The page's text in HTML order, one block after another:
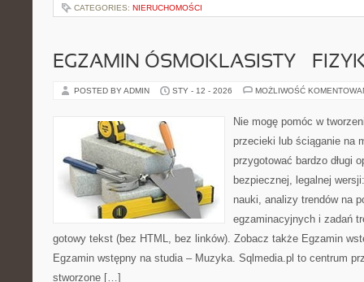
CATEGORIES: NIERUCHOMOŚCI
EGZAMIN ÓSMOKLASISTY –
POSTED BY ADMIN STY - 12 - 2026 MOŻLIWOŚĆ
Nie mogę pomóc w
przecieki lub ściąganie na
przygotować bardzo długi
bezpiecznej, legalnej
nauki, analizy trendów na
egzaminacyjnych i zadań
gotowy tekst (bez HTML, bez linków). Zobacz także Egzamin
Egzamin wstępny na studia – Muzyka. Sqlmedia.pl to centrum
stworzone […]